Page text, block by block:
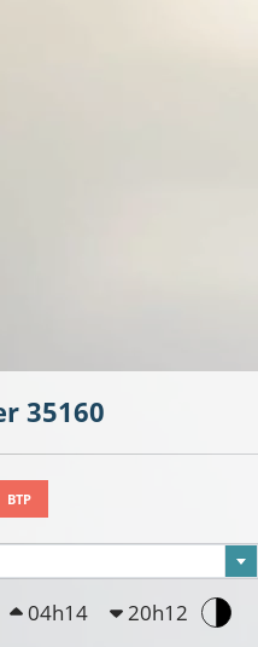
35160
BTP
04h14 20h12